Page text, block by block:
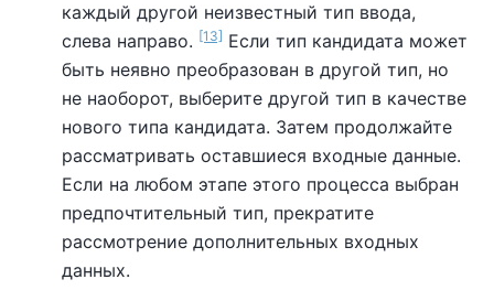
каждый другой неизвестный тип ввода,
слева направо. [13] Если тип кандидата может
быть неявно преобразован в другой тип, но
не наоборот, выберите другой тип в качестве
нового типа кандидата. Затем продолжайте
рассматривать оставшиеся входные данные.
Если на любом этапе этого процесса выбран
предпочтительный тип, прекратите
рассмотрение дополнительных входных
данных.